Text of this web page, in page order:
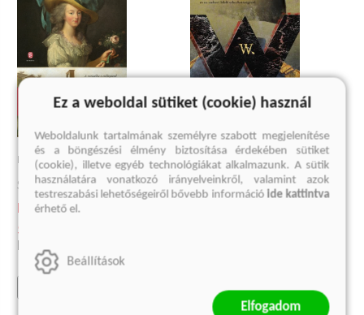
MÁRIA ANTOINETTE
Stefan Zweig
Kötött ár:
5 849 Ft
Eredeti ár:
W.
Steve Sem-Sandberg
4 499 Ft
Ez a weboldal sütiket (cookie) használ
Weboldalunk tartalmának személyre szabott megjelenítése
és a böngészési élmény biztosítása érdekében sütiket
(cookie), illetve egyéb technológiákat alkalmazunk. A sütik
használatára vonatkozó irányelveinkről, valamint azok
testreszabási lehetőségeiről bővebb információ ide kattintva
érhető el.
Beállítások
Elfogadom